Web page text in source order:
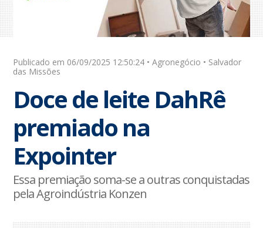
Publicado em 06/09/2025 12:50:24 • Agronegócio • Salvador
das Missões
Doce de leite DahRê
premiado na
Expointer
Essa premiação soma-se a outras conquistadas
pela Agroindústria Konzen